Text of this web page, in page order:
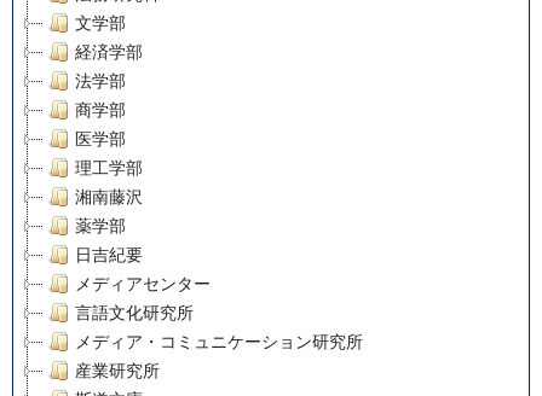
文学部
経済学部
法学部
商学部
医学部
理工学部
湘南藤沢
薬学部
日吉紀要
メディアセンター
言語文化研究所
メディア・コミュニケーション研究所
産業研究所